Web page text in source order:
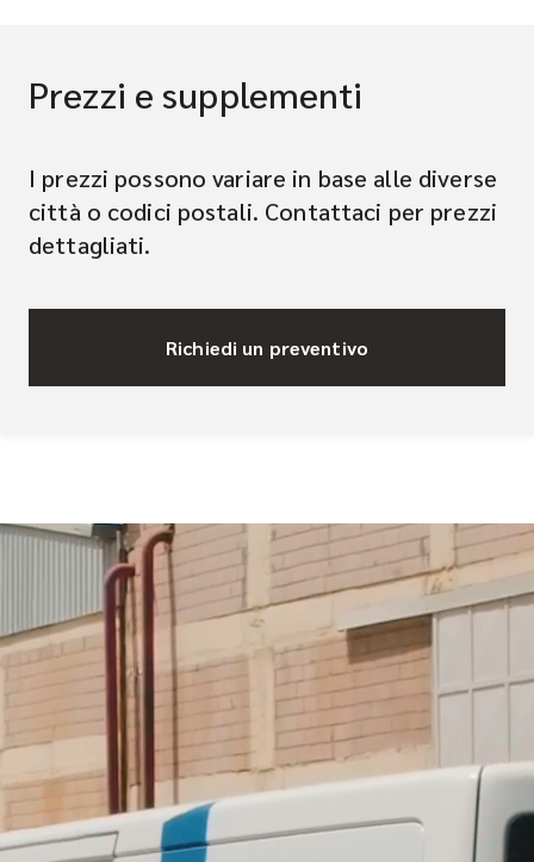
Prezzi e supplementi
I prezzi possono variare in base alle diverse
città o codici postali. Contattaci per prezzi
dettagliati.
Richiedi un preventivo